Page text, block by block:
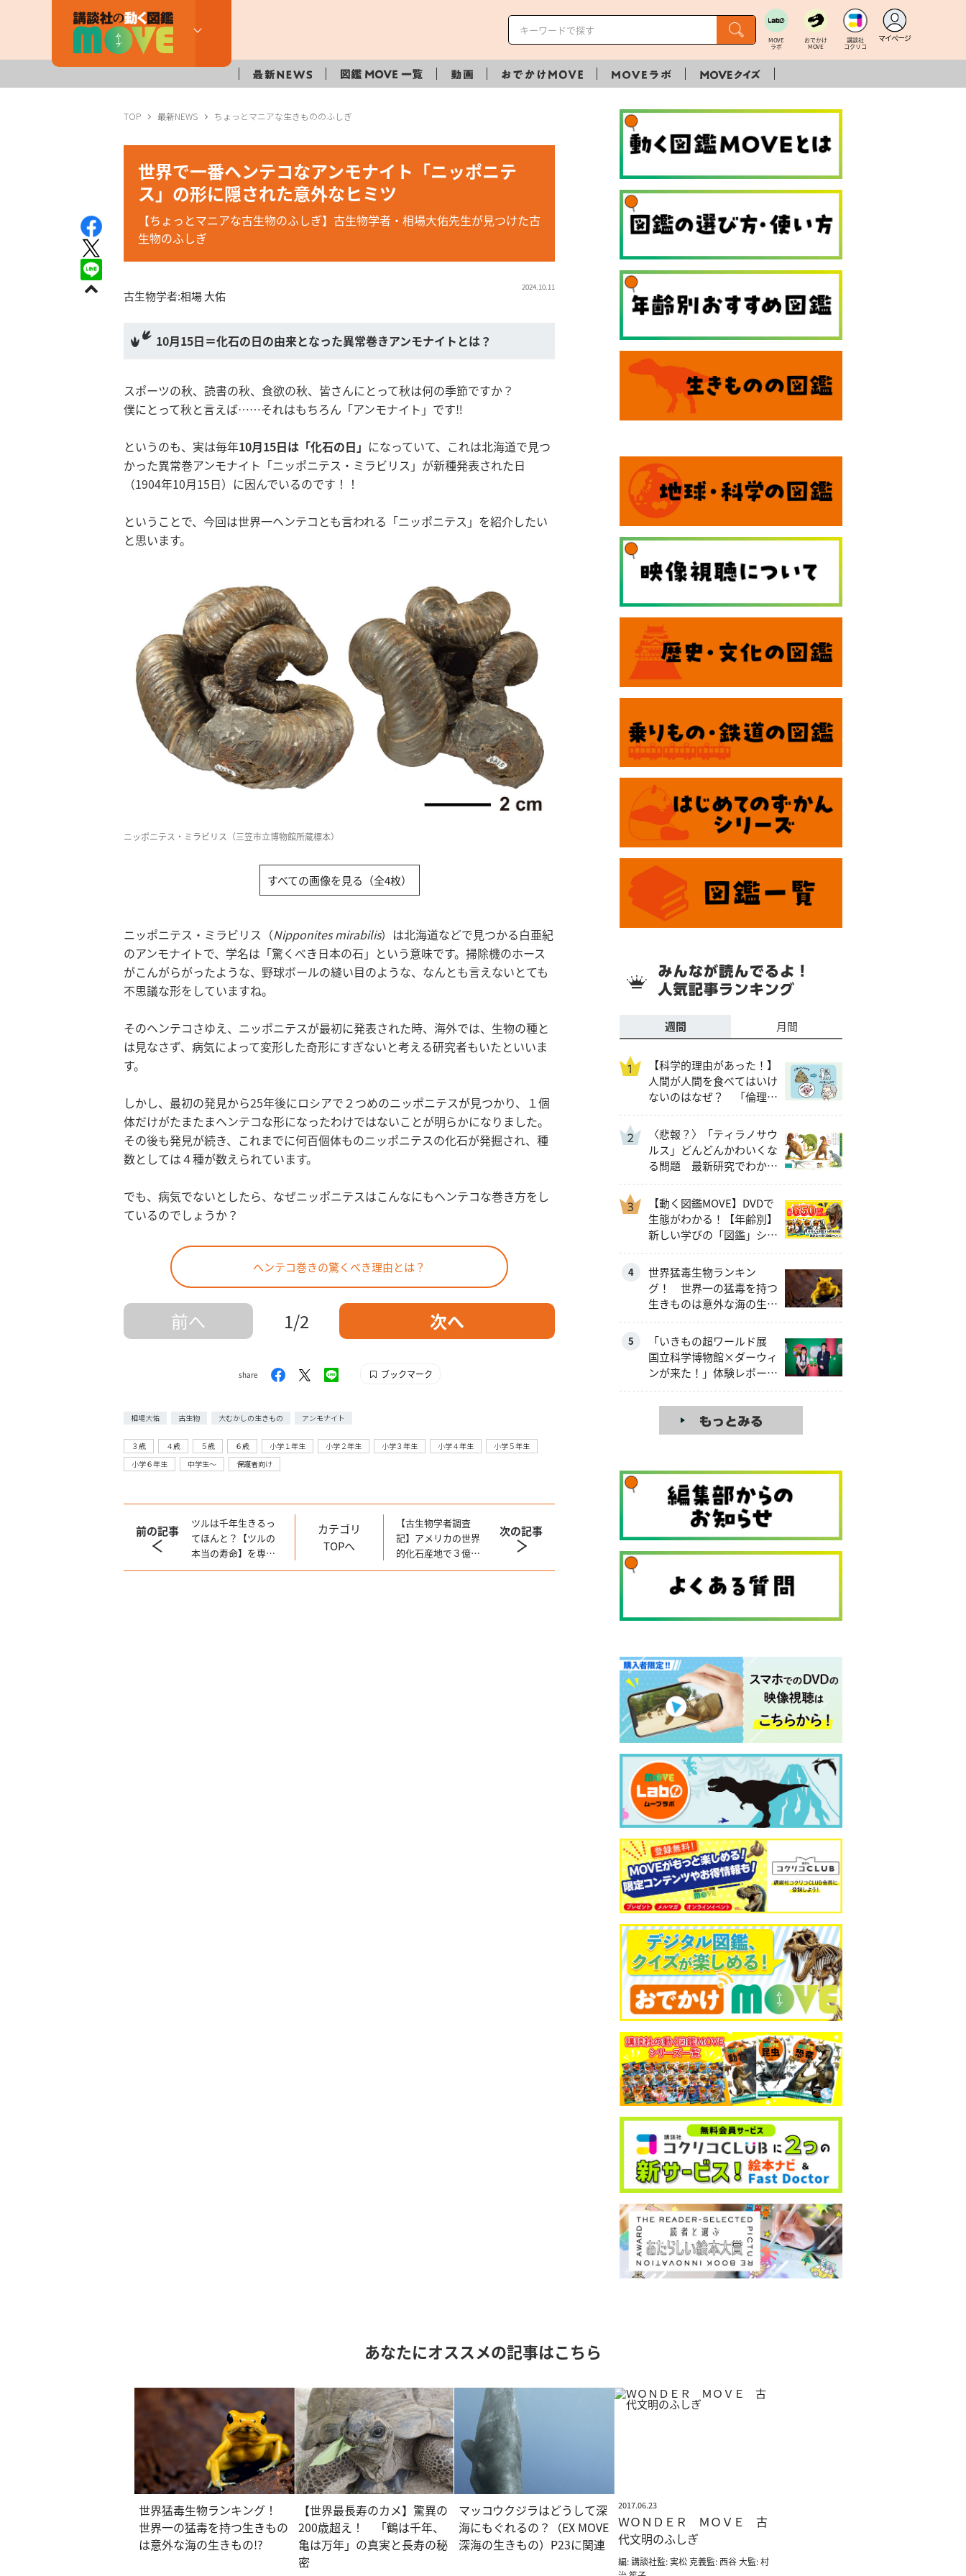
MOVE
ラボ
おでかけ
MOVE
講談社
コクリコ
マイページ
TOP 最新NEWS ちょっとマニアな生きもののふしぎ
世界で一番ヘンテコなアンモナイト「ニッポニテ
ス」の形に隠された意外なヒミツ
【ちょっとマニアな古生物のふしぎ】古生物学者・相場大佑先生が見つけた古
生物のふしぎ
2024.10.11
古生物学者:相場 大佑
10月15日＝化石の日の由来となった異常巻きアンモナイトとは？
スポーツの秋、読書の秋、食欲の秋、皆さんにとって秋は何の季節ですか？
僕にとって秋と言えば……それはもちろん「アンモナイト」です‼︎
というのも、実は毎年10月15日は「化石の日」 になっていて、これは北海道で見つ
かった異常巻アンモナイト「ニッポニテス・ミラビリス」が新種発表された日
（1904年10月15日）に因んでいるのです！！
ということで、今回は世界一ヘンテコとも言われる「ニッポニテス」を紹介したい
と思います。
ニッポニテス・ミラビリス（三笠市立博物館所蔵標本）
すべての画像を見る（全4枚）
ニッポニテス・ミラビリス（Nipponites mirabilis）は北海道などで見つかる白亜紀
のアンモナイトで、学名は「驚くべき日本の石」という意味です。掃除機のホース
がこんがらがったような、野球ボールの縫い目のような、なんとも言えないとても
不思議な形をしていますね。
そのヘンテコさゆえ、ニッポニテスが最初に発表された時、海外では、生物の種と
は見なさず、病気によって変形した奇形にすぎないと考える研究者もいたといいま
す。
しかし、最初の発見から25年後にロシアで２つめのニッポニテスが見つかり、１個
体だけがたまたまヘンテコな形になったわけではないことが明らかになりました。
その後も発見が続き、これまでに何百個体ものニッポニテスの化石が発掘され、種
数としては４種が数えられています。
でも、病気でないとしたら、なぜニッポニテスはこんなにもヘンテコな巻き方をし
ているのでしょうか？
ヘンテコ巻きの驚くべき理由とは？
前へ 1/2 次へ
share ブックマーク
相場大佑 古生物 大むかしの生きもの アンモナイト
３歳 ４歳 ５歳 ６歳 小学１年生 小学２年生 小学３年生 小学４年生
小学５年生
小学６年生
中学生〜 保護者向け
前の記事
ツルは千年生きるっ
てほんと？【ツルの
本当の寿命】を専門
家が解説！
カテゴリ
TOPへ
【古生物学者調査
記】アメリカの世界
的化石産地で３億年
前の化石探し
次の記事
週間 月間
【科学的理由があった！】
人間が人間を食べてはいけ
ないのはなぜ？ 「倫理
的・社会的な問題」以外の
説明とは
〈悲報？〉「ティラノサウ
ルス」どんどんかわいくな
る問題 最新研究でわかっ
たティラノサウルスの本当
の姿
【動く図鑑MOVE】DVDで
生態がわかる！【年齢別】
新しい学びの「図鑑」シリ
ーズ
4
世界猛毒生物ランキン
グ！ 世界一の猛毒を持つ
生きものは意外な海の生き
もの!?
5
「いきもの超ワールド展
国立科学博物館×ダーウィ
ンが来た！」体験レポー
ト！見どころを昆虫大好き
中学生研究員が解説
あなたにオススメの記事はこちら
世界猛毒生物ランキング！
世界一の猛毒を持つ生きもの
は意外な海の生きもの!?
【世界最長寿のカメ】驚異の
200歳超え！ 「鶴は千年、
亀は万年」の真実と長寿の秘
密
マッコウクジラはどうして深
海にもぐれるの？（EX MOVE
深海の生きもの）P23に関連
2017.06.23
ＷＯＮＤＥＲ ＭＯＶＥ 古
代文明のふしぎ
編: 講談社監: 実松 克義監: 西谷 大監: 村